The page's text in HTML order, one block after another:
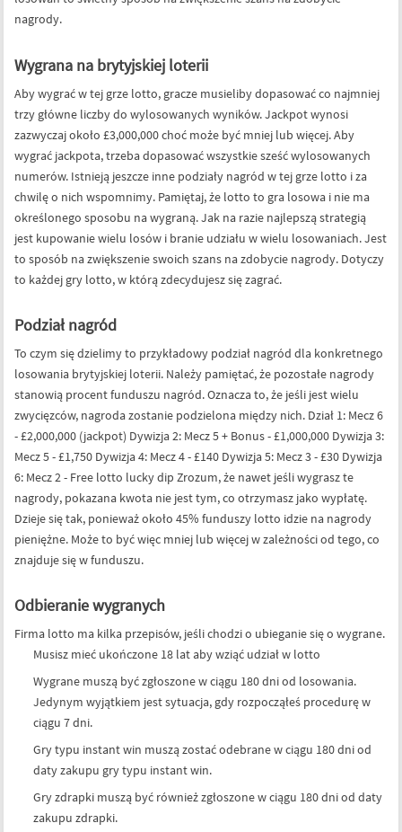
nagrody.
Wygrana na brytyjskiej loterii
Aby wygrać w tej grze lotto, gracze musieliby dopasować co najmniej
trzy główne liczby do wylosowanych wyników. Jackpot wynosi
zazwyczaj około £3,000,000 choć może być mniej lub więcej. Aby
wygrać jackpota, trzeba dopasować wszystkie sześć wylosowanych
numerów. Istnieją jeszcze inne podziały nagród w tej grze lotto i za
chwilę o nich wspomnimy. Pamiętaj, że lotto to gra losowa i nie ma
określonego sposobu na wygraną. Jak na razie najlepszą strategią
jest kupowanie wielu losów i branie udziału w wielu losowaniach. Jest
to sposób na zwiększenie swoich szans na zdobycie nagrody. Dotyczy
to każdej gry lotto, w którą zdecydujesz się zagrać.
Podział nagród
To czym się dzielimy to przykładowy podział nagród dla konkretnego
losowania brytyjskiej loterii. Należy pamiętać, że pozostałe nagrody
stanowią procent funduszu nagród. Oznacza to, że jeśli jest wielu
zwycięzców, nagroda zostanie podzielona między nich. Dział 1: Mecz 6
- £2,000,000 (jackpot) Dywizja 2: Mecz 5 + Bonus - £1,000,000 Dywizja 3:
Mecz 5 - £1,750 Dywizja 4: Mecz 4 - £140 Dywizja 5: Mecz 3 - £30 Dywizja
6: Mecz 2 - Free lotto lucky dip Zrozum, że nawet jeśli wygrasz te
nagrody, pokazana kwota nie jest tym, co otrzymasz jako wypłatę.
Dzieje się tak, ponieważ około 45% funduszy lotto idzie na nagrody
pieniężne. Może to być więc mniej lub więcej w zależności od tego, co
znajduje się w funduszu.
Odbieranie wygranych
Firma lotto ma kilka przepisów, jeśli chodzi o ubieganie się o wygrane.
Musisz mieć ukończone 18 lat aby wziąć udział w lotto
Wygrane muszą być zgłoszone w ciągu 180 dni od losowania.
Jedynym wyjątkiem jest sytuacja, gdy rozpocząłeś procedurę w
ciągu 7 dni.
Gry typu instant win muszą zostać odebrane w ciągu 180 dni od
daty zakupu gry typu instant win.
Gry zdrapki muszą być również zgłoszone w ciągu 180 dni od daty
zakupu zdrapki.